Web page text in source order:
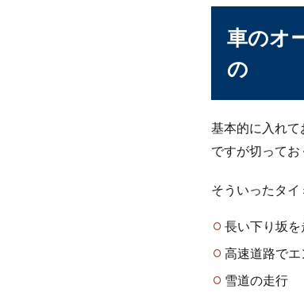
車のオ
の
基本的に入れて
ですが切ってお
そういったタイ
長い下り坂
高速道路で
雪道の走行